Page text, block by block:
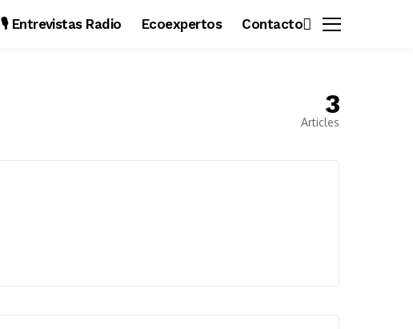
🎙️ Entrevistas Radio Ecoexpertos Contacto
3
Articles